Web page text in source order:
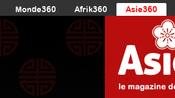
Monde360 Afrik360 Asie360